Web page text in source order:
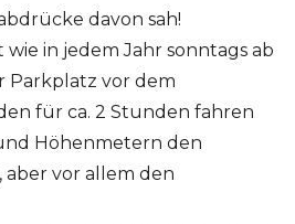
davon sah!
in jedem Jahr sonntags ab
Parkplatz vor dem
für ca. 2 Stunden fahren
Höhenmetern den
vor allem den